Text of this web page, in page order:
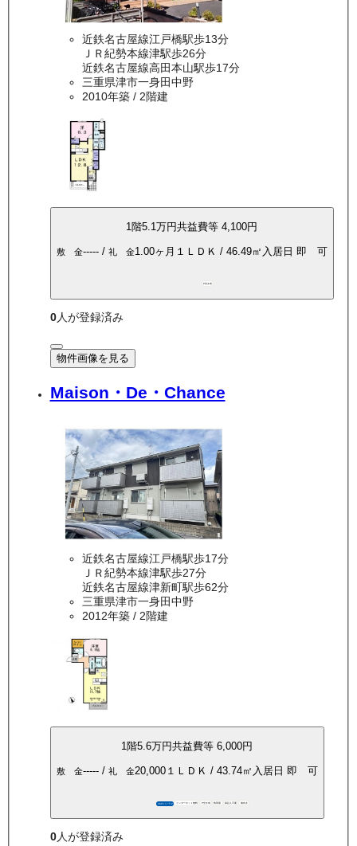
近鉄名古屋線江戸橋駅歩13分
ＪＲ紀勢本線津駅歩26分
近鉄名古屋線高田本山駅歩17分
三重県津市一身田中野
2010年築/ 2階建
1階5.1万円共益費等 4,100円
敷 金-----/ 礼 金1.00ヶ月 １ＬＤＫ / 46.49㎡ 入居日 即 可
P空き有
0人が登録済み
物件画像を見る
Maison・De・Chance
近鉄名古屋線江戸橋駅歩17分
ＪＲ紀勢本線津駅歩27分
近鉄名古屋線津新町駅歩62分
三重県津市一身田中野
2012年築/ 2階建
1階5.6万円共益費等 6,000円
敷 金-----/ 礼 金20,000１ＬＤＫ / 43.74㎡ 入居日 即 可
360°パノラマ インターネット無料 P空き有 角部屋 保証人不要 南向き
0人が登録済み